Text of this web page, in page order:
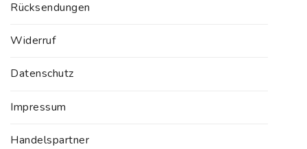
Rücksendungen
Widerruf
Datenschutz
Impressum
Handelspartner